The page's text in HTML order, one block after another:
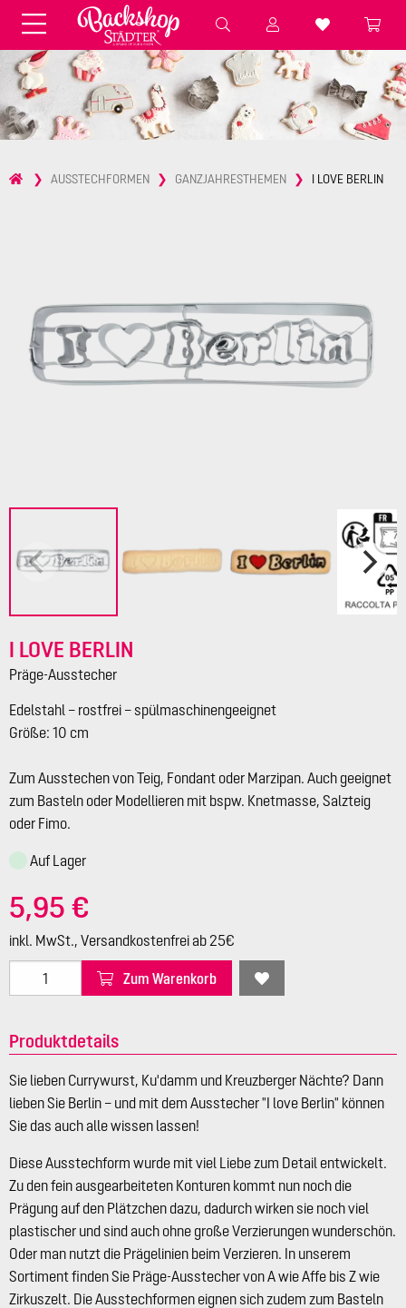
Aufbewahren
Fondant & Zubehör Speisefarben
Pralinenkapseln Geschenktüten
Terrinenformen
Backzutaten Küchenhelfer
Nudel- &
Spätzleherstellung
STÄDTER fresh&cool
AUSSTECHFORMEN GANZJAHRESTHEMEN I LOVE BERLIN
I LOVE BERLIN
Präge-Ausstecher
Edelstahl – rostfrei – spülmaschinengeeignet
Größe: 10 cm
Zum Ausstechen von Teig, Fondant oder Marzipan. Auch geeignet
zum Basteln oder Modellieren mit bspw. Knetmasse, Salzteig
oder Fimo.
Auf Lager
5,95 €
inkl. MwSt., Versandkostenfrei ab 25€
Zum Warenkorb
Produktdetails
Sie lieben Currywurst, Ku'damm und Kreuzberger Nächte? Dann
lieben Sie Berlin – und mit dem Ausstecher "I love Berlin" können
Sie das auch alle wissen lassen!
Diese Ausstechform wurde mit viel Liebe zum Detail entwickelt.
Zu den fein ausgearbeiteten Konturen kommt nun noch die
Prägung auf den Plätzchen dazu, dadurch wirken sie noch viel
plastischer und sind auch ohne große Verzierungen wunderschön.
Oder man nutzt die Prägelinien beim Verzieren. In unserem
Sortiment finden Sie Präge-Ausstecher von A wie Affe bis Z wie
Zirkuszelt. Die Ausstechformen eignen sich zudem zum Basteln